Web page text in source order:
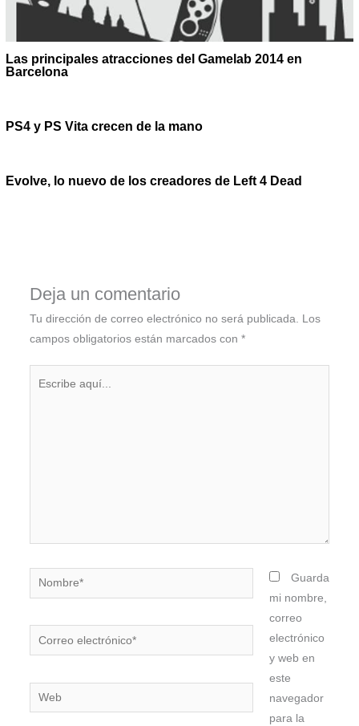
Las principales atracciones del Gamelab 2014 en
Barcelona
PS4 y PS Vita crecen de la mano
Evolve, lo nuevo de los creadores de Left 4 Dead
Deja un comentario
Tu dirección de correo electrónico no será publicada.
Los
campos obligatorios están marcados con *
Nombre*
Correo
electrónico*
Web
Guarda
mi nombre,
correo
electrónico
y web en
este
navegador
para la